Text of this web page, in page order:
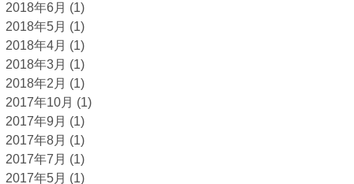
2018年6月 (1)
2018年5月 (1)
2018年4月 (1)
2018年3月 (1)
2018年2月 (1)
2017年10月 (1)
2017年9月 (1)
2017年8月 (1)
2017年7月 (1)
2017年5月 (1)